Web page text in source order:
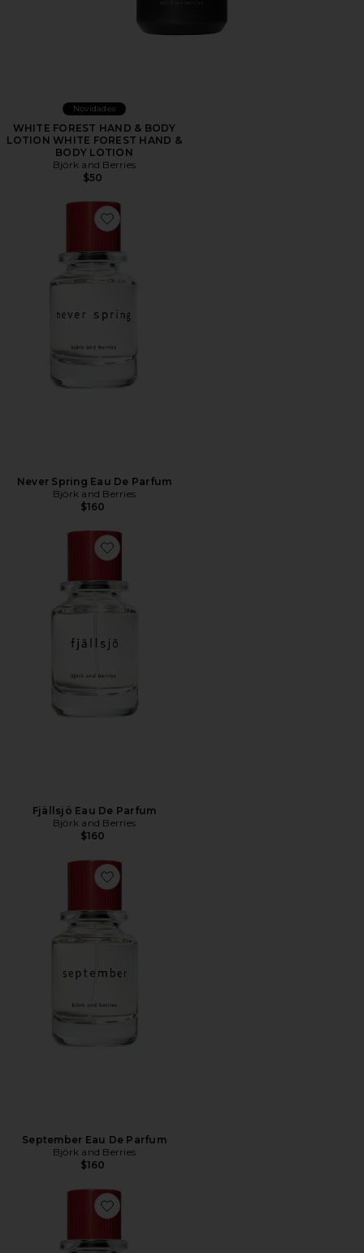
Novidades
WHITE FOREST HAND & BODY
LOTION WHITE FOREST HAND &
BODY LOTION
Björk and Berries
$50
Favorite Never Spring Eau De Parfum
Never Spring Eau De Parfum
Björk and Berries
$160
Favorite Fjällsjö Eau De Parfum
Fjällsjö Eau De Parfum
Björk and Berries
$160
Favorite September Eau De Parfum
September Eau De Parfum
Björk and Berries
$160
Favorite Botanist Eau De Parfum